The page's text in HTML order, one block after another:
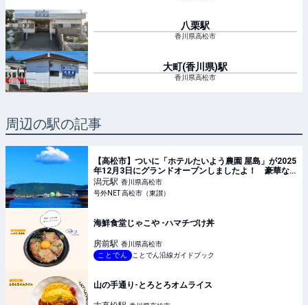
八栗駅
香川県高松市
大町(香川県)駅
香川県高松市
周辺の駅の記事
【高松市】ついに「ホテルたいよう農園 屋島」が2025
年12月3日にグランドオープンしましたよ！ 豪華な
朝ご飯が魅力的♪
潟元駅 香川県高松市
号外NET 高松市（東讃）
海鮮食堂じゃこや -ハマチづけ丼
房前駅 香川県高松市
ことでん
ことでん沿線ガイドブック
山の手通り-とろとろオムライス